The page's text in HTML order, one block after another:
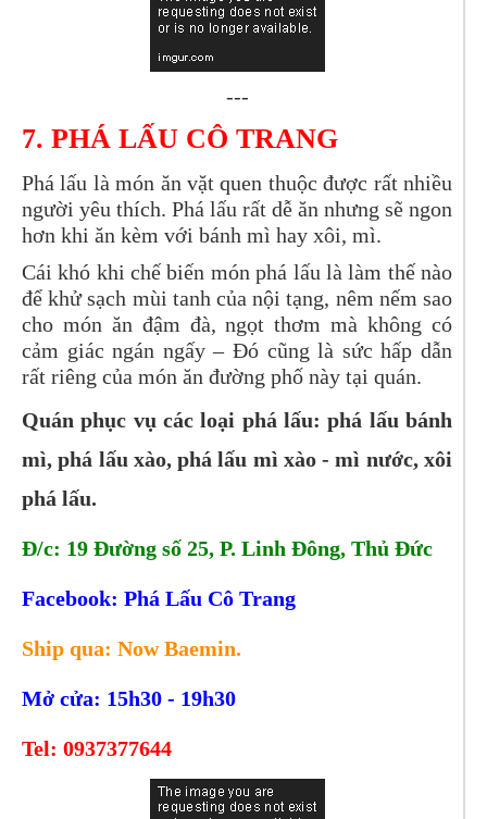
---
7. PHÁ LẤU CÔ TRANG
Phá lấu là món ăn vặt quen thuộc được rất nhiều
người yêu thích. Phá lấu rất dễ ăn nhưng sẽ ngon
hơn khi ăn kèm với bánh mì hay xôi, mì.
Cái khó khi chế biến món phá lấu là làm thế nào
để khử sạch mùi tanh của nội tạng, nêm nếm sao
cho món ăn đậm đà, ngọt thơm mà không có
cảm giác ngán ngấy – Đó cũng là sức hấp dẫn
rất riêng của món ăn đường phố này tại quán.
Quán phục vụ các loại phá lấu: phá lấu bánh
mì, phá lấu xào, phá lấu mì xào - mì nước, xôi
phá lấu.
Đ/c: 19 Đường số 25, P. Linh Đông, Thủ Đức
Facebook: Phá Lấu Cô Trang
Ship qua: Now Baemin.
Mở cửa: 15h30 - 19h30
Tel: 0937377644